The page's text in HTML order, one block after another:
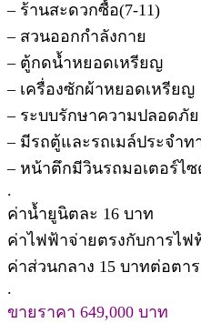
– ร้านสะดวกซื้อ(7-11)
– สวนออกกำลังกาย
– ตู้กดน้ำหยอดเหรียญ
– เครื่องซักผ้าหยอดเหรียญ
– ระบบรักษาความปลอดภัย
– มีรถตู้และรถเมล์ประจำท
– หน้าตึกมีวินรถมอเตอร์ไ
.
ค่าน้ำยูนิตละ 16 บาท
ค่าไฟฟ้าจ่ายตรงกับการไฟ
ค่าส่วนกลาง 15 บาทต่อตาร
.
ขายราคา 649,000 บาท